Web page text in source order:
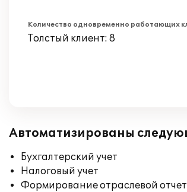
Количество одновременно работающих
Толстый клиент: 8
Автоматизированы
Бухгалтерский учет
Налоговый учет
Формирование отраслевой